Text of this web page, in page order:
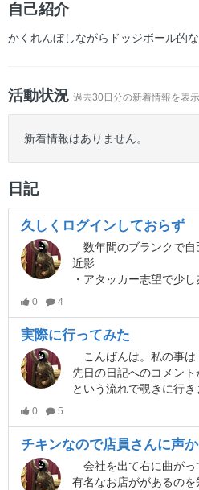
自己紹介
かくれんぼしながらドッジボール的
活動状況 過去30日分の新着情報を表示
新着情報はありません。
日記
久しくログインしておらず
数年間のブランクで自
近影
・アタッカー志望で少し
0 4
実際に行ってみた
先日の日記へのコメントから、今日は
という流れで覗きに行きました。一人だと勇
0 5
チキンなので店員さんに声か
有名なお店ががあるのを知りました。